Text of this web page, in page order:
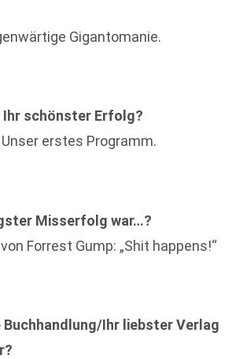
Gigantomanie.
Ihr schönster Erfolg?
Unser erstes Programm.
Misserfolg war…?
Forrest Gump: „Shit happens!“
Ihr liebster Verlag